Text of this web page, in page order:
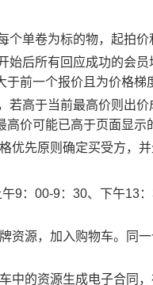
个单卷为标的物，起拍
始后所有回应成功的会
于前一个报价且为价格
若高于当前最高价则出
高价可能已高于页面显示
优先原则确定买受方，
9：00-9：30、下午13
资源，加入购物车。同
中的资源生成电子合同